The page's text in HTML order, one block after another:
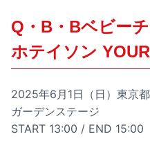
Q・B・Bベビー
ホテイソン
2025年6月1日（日）東京
ガーデンステージ
START 13:00 / END 15:00